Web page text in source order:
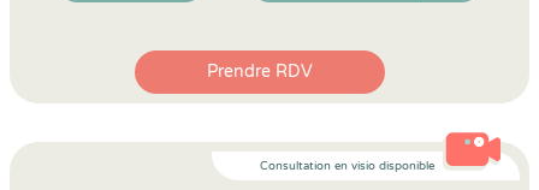
Prendre RDV
Consultation en visio disponible